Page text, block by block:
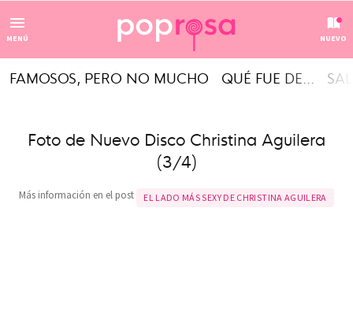
MENÚ NUEVO
FAMOSOS, PERO NO MUCHO QUÉ FUE DE...
Foto de Nuevo Disco Christina Aguilera
(3/4)
Más información en el post EL LADO MÁS SEXY DE CHRISTINA AGUILERA